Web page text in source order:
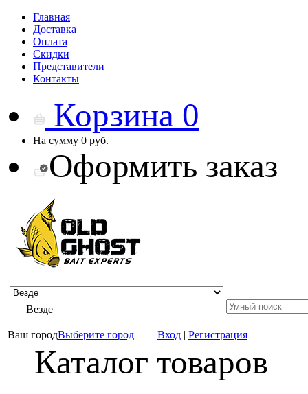
Главная
Доставка
Оплата
Скидки
Представители
Контакты
Корзина 0
На сумму 0 руб.
Оформить заказ
Везде
Ваш городВыберите город Вход | Регистрация
Каталог товаров